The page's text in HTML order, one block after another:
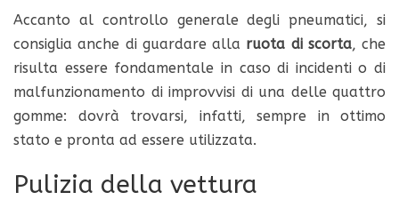
Accanto al controllo generale degli pneumatici, si
consiglia anche di guardare alla ruota di scorta, che
risulta essere fondamentale in caso di incidenti o di
malfunzionamento di improvvisi di una delle quattro
gomme: dovrà trovarsi, infatti, sempre in ottimo
stato e pronta ad essere utilizzata.
Pulizia della vettura